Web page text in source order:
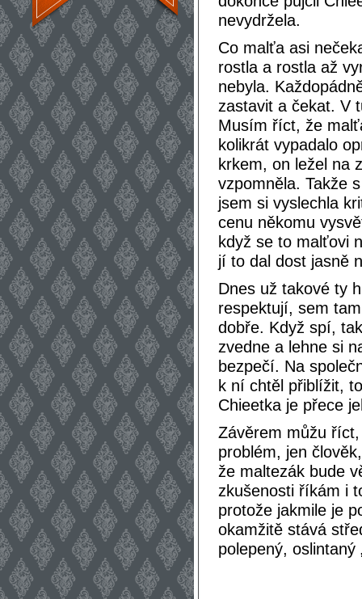
nevydržela.
Co malťa asi
rostla a rostla až
nebyla.
zastavit a čekat. V
Musím říct, že
kolikrát vypadalo
krkem, on ležel na
vzpomněla. Takže
jsem si vyslechla
cenu někomu
když se to malťovi
jí to dal dost jasně
Dnes už takové ty
respektují, sem
dobře. Když spí,
zvedne a lehne si
bezpečí. Na
k ní chtěl přiblížit,
Chieetka je přece
Závěrem můžu
problém, jen
že maltezák bude
zkušenosti říkám i
protože jakmile je
okamžitě stává
polepený, oslintaný